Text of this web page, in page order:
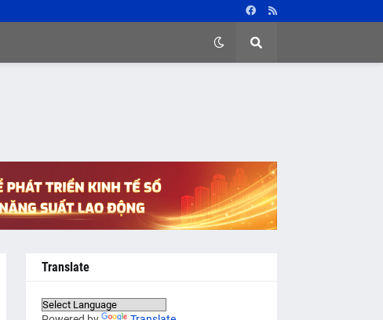
Translate